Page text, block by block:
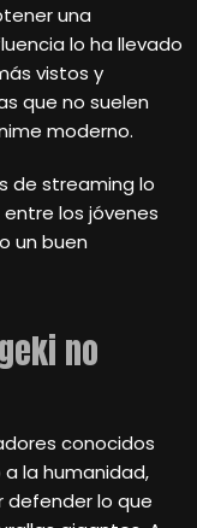
una
lo ha llevado
vistos y
que no suelen
moderno.
de streaming lo
los jóvenes
un buen
no
conocidos
la humanidad,
defender lo que